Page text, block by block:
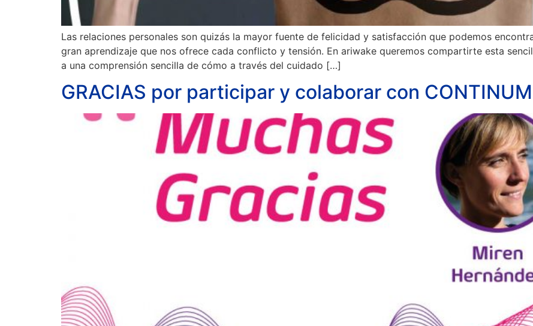
Las relaciones personales son quizás la mayor fuente de felicidad y satisfacción que podemos
gran aprendizaje que nos ofrece cada conflicto y tensión. En ariwake queremos compartirte esta
a una comprensión sencilla de cómo a través del cuidado […]
GRACIAS por participar y colaborar con CONTINUM